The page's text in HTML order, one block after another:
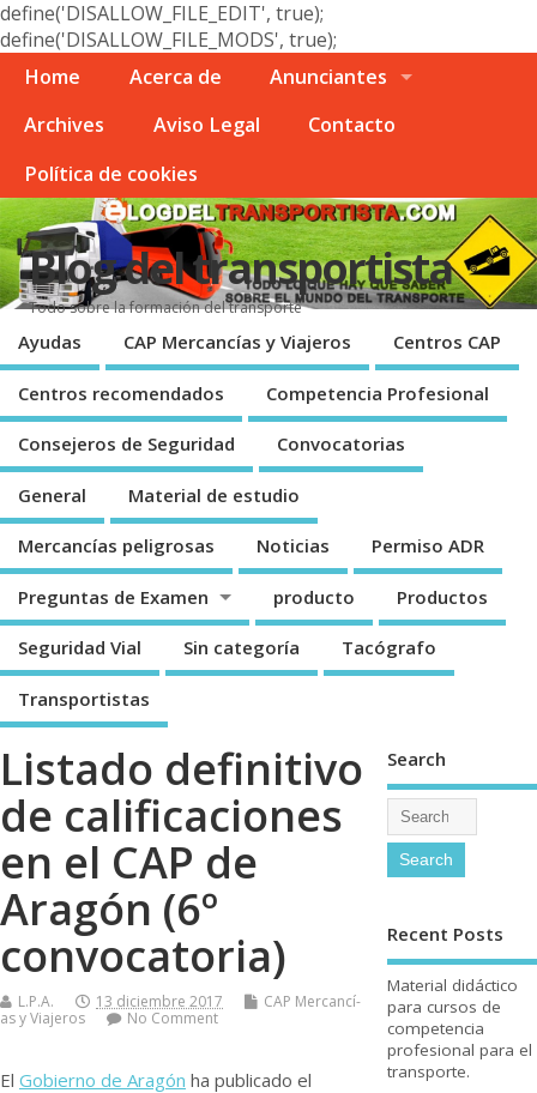
define('DISALLOW_FILE_EDIT', true);
define('DISALLOW_FILE_MODS', true);
Home
Acerca de
Anunciantes
Archives
Aviso Legal
Contacto
Polí­tica de cookies
Blog del transportista
Todo sobre la formación del transporte
Ayudas CAP Mercancí­as y Viajeros Centros CAP
Centros recomendados Competencia Profesional
Consejeros de Seguridad Convocatorias
General Material de estudio
Mercancí­as peligrosas Noticias Permiso ADR
Preguntas de Examen producto Productos
Seguridad Vial Sin categorí­a Tacógrafo
Transportistas
Listado definitivo
de calificaciones
en el CAP de
Aragón (6º
convocatoria)
L.P.A. 13 diciembre 2017
CAP Mercancí­
as y Viajeros
No Comment
El Gobierno de Aragón ha publicado el
Search
Recent Posts
Material didáctico
para cursos de
competencia
profesional para el
transporte.